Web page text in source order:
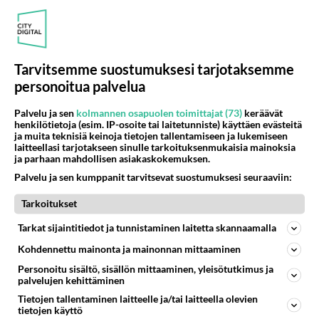
unski
niin sille on tullut traumoja,
jostakin ilkeästä vanhuksesta,
ei se tarkoita, että kaikki vanhat ovat ilkeitä
Äänestä Kommentoi
Kommentoi aloitusta...
Ketjusta on poistettu0sääntöjenvastaista viestiä.
Takaisin ylös
LUETUIMMAT KESKUSTELUT
Tarvitsemme suostumuksesi tarjotaksemme
personoitua palvelua
Palvelu ja sen kolmannen osapuolen toimittajat (73) keräävät
henkilötietoja (esim. IP-osoite tai laitetunniste) käyttäen evästeitä
ja muita teknisiä keinoja tietojen tallentamiseen ja lukemiseen
laitteellasi tarjotakseen sinulle tarkoituksenmukaisia mainoksia
ja parhaan mahdollisen asiakaskokemuksen.
Palvelu ja sen kumppanit tarvitsevat suostumuksesi seuraaviin:
Tarkoitukset
Tarkat sijaintitiedot ja tunnistaminen laitetta skannaamalla
Kohdennettu mainonta ja mainonnan mittaaminen
Personoitu sisältö, sisällön mittaaminen, yleisötutkimus ja
palvelujen kehittäminen
Tietojen tallentaminen laitteelle ja/tai laitteella olevien
tietojen käyttö